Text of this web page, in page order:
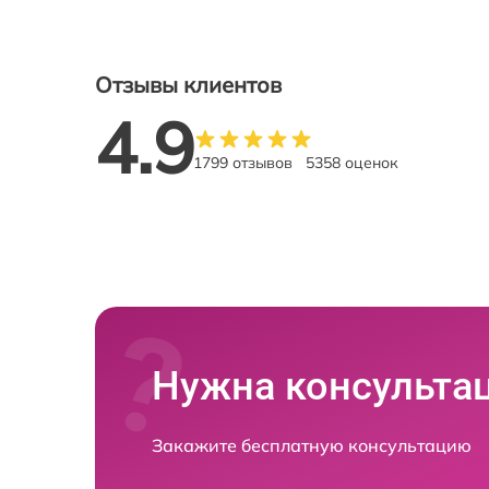
Отзывы клиентов
4.91799 отзывов 5358 оценок
Нужна
Закажите бесплатную консультацию